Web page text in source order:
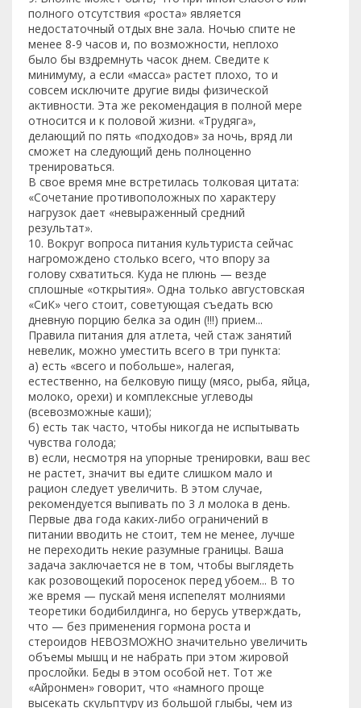
полного отсутствия «роста» является
недостаточный отдых вне зала. Ночью спите не
менее 8-9 часов и, по возможности, неплохо
было бы вздремнуть часок днем. Сведите к
минимуму, а если «масса» растет плохо, то и
совсем исключите другие виды физической
активности. Эта же рекомендация в полной мере
относится и к половой жизни. «Трудяга»,
делающий по пять «подходов» за ночь, вряд ли
сможет на следующий день полноценно
тренироваться.
В свое время мне встретилась толковая цитата:
«Сочетание противоположных по характеру
нагрузок дает «невыраженный средний
результат».
10. Вокруг вопроса питания культуриста сейчас
нагромождено столько всего, что впору за
голову схватиться. Куда не плюнь — везде
сплошные «открытия». Одна только августовская
«СиК» чего стоит, советующая съедать всю
дневную порцию белка за один (!!!) прием...
Правила питания для атлета, чей стаж занятий
невелик, можно уместить всего в три пункта:
а) есть «всего и побольше», налегая,
естественно, на белковую пищу (мясо, рыба, яйца,
молоко, орехи) и комплексные углеводы
(всевозможные каши);
б) есть так часто, чтобы никогда не испытывать
чувства голода;
в) если, несмотря на упорные тренировки, ваш вес
не растет, значит вы едите слишком мало и
рацион следует увеличить. В этом случае,
рекомендуется выпивать по 3 л молока в день.
Первые два года каких-либо ограничений в
питании вводить не стоит, тем не менее, лучше
не переходить некие разумные границы. Ваша
задача заключается не в том, чтобы выглядеть
как розовощекий поросенок перед убоем... В то
же время — пускай меня испепелят молниями
теоретики бодибилдинга, но берусь утверждать,
что — без применения гормона роста и
стероидов НЕВОЗМОЖНО значительно увеличить
объемы мышц и не набрать при этом жировой
прослойки. Беды в этом особой нет. Тот же
«Айронмен» говорит, что «намного проще
высекать скульптуру из большой глыбы, чем из